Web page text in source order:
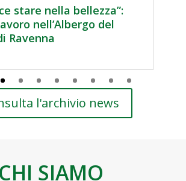
stare nella bellezza”:
nell’Albergo del
Ravenna
l'archivio news
CHI SIAMO